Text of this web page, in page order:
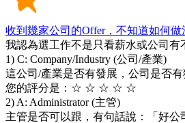
收到幾家公司的Offer，不知道如何做
我認為選工作不是只看薪水或公司
1) C: Company/Industry (公司/產業)
這公司/產業是否有發展，公司是否
您的評分是：☆ ☆ ☆ ☆ ☆
2) A: Administrator (主管)
主管是否可以跟，有句話說：「好